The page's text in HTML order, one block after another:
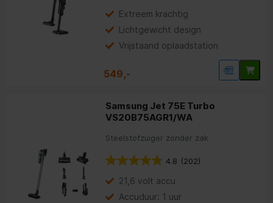
Extreem krachtig
Lichtgewicht design
Vrijstaand oplaadstation
549,-
Samsung Jet 75E Turbo
VS20B75AGR1/WA
Steelstofzuiger zonder zak
4.8 (202)
21,6 volt accu
Accuduur: 1 uur